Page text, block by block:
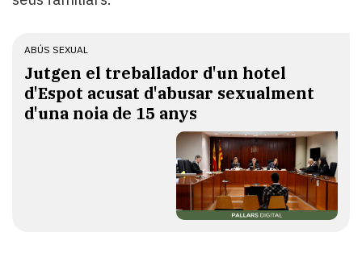
ABÚS SEXUAL
Jutgen el treballador d'un hotel
d'Espot acusat d'abusar sexualment
d'una noia de 15 anys